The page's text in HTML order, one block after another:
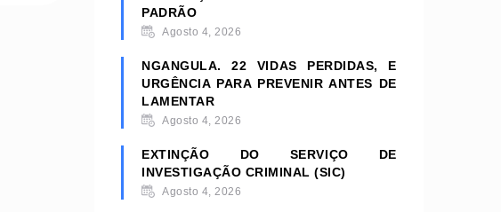
PADRÃO
Agosto 4, 2026
NGANGULA. 22 VIDAS PERDIDAS, E
URGÊNCIA PARA PREVENIR ANTES DE
LAMENTAR
Agosto 4, 2026
EXTINÇÃO DO SERVIÇO DE
INVESTIGAÇÃO CRIMINAL (SIC)
Agosto 4, 2026